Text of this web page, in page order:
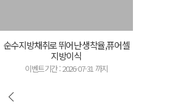
순수지방채취로 뛰어난 생착율,퓨어셀
지방이식
이벤트기간 : 2026-07-31 까지